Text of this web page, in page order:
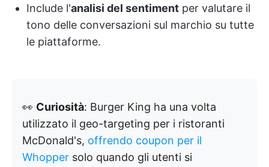
Include l'analisi del sentiment per valutare il
tono delle conversazioni sul marchio su tutte
le piattaforme.
👀 Curiosità: Burger King ha una volta
utilizzato il geo-targeting per i ristoranti
McDonald's, offrendo coupon per il
Whopper solo quando gli utenti si